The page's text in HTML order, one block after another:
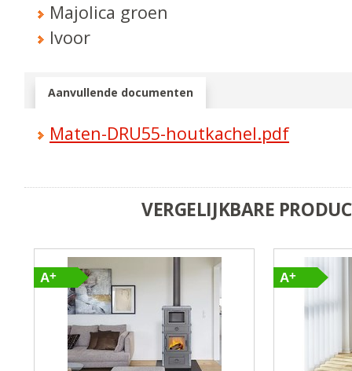
Majolica groen
Ivoor
Aanvullende documenten
Maten-DRU55-houtkachel.pdf
VERGELIJKBARE